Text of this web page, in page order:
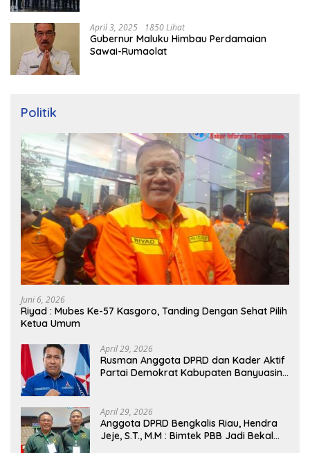
April 3, 2025 1850 Lihat
Gubernur Maluku Himbau Perdamaian
Sawai-Rumaolat
Politik
Juni 6, 2026
Riyad : Mubes Ke-57 Kasgoro, Tanding Dengan Sehat Pilih
Ketua Umum
April 29, 2026
Rusman Anggota DPRD dan Kader Aktif
Partai Demokrat Kabupaten Banyuasin
April 29, 2026
Anggota DPRD Bengkalis Riau, Hendra
Jeje, S.T., M.M : Bimtek PBB Jadi Bekal